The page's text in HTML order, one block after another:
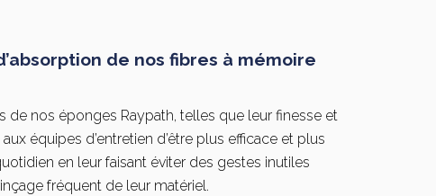
de nos fibres à mémoire
de nos éponges Raypath, telles que leur finesse et
équipes d’entretien d’être plus efficace et plus
en leur faisant éviter des gestes inutiles
fréquent de leur matériel.